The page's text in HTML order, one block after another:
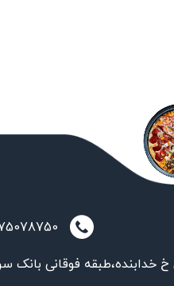
خدابنده،طبقه فوقانی بانک